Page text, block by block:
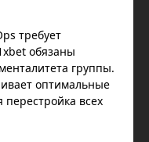
требует
обязаны
группы.
оптимальные
всех